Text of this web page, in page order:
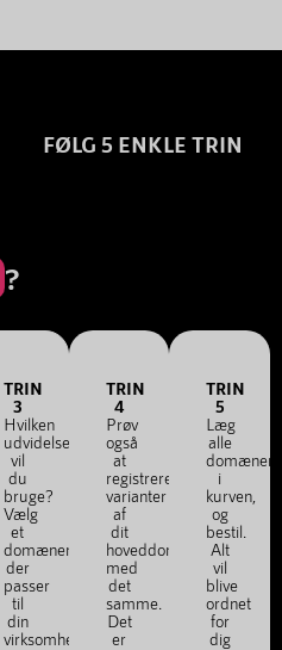
?
FØLG 5 ENKLE TRIN
TRIN
3
Hvilken
udvidelse
vil
du
bruge?
Vælg
et
domænenavn,
der
passer
til
din
virksomhed
TRIN
4
Prøv
også
at
registrere
varianter
af
dit
hoveddomæne
med
det
samme.
Det
er
TRIN
5
Læg
alle
i
kurven,
og
bestil.
Alt
vil
blive
ordnet
for
dig